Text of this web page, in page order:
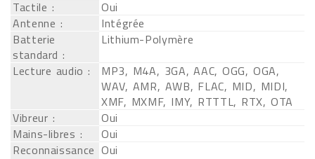
Tactile :
Oui
Antenne :
Intégrée
Batterie
standard :
Lithium-Polymère
Lecture audio :
MP3, M4A, 3GA, AAC, OGG, OGA,
WAV, AMR, AWB, FLAC, MID, MIDI,
XMF, MXMF, IMY, RTTTL, RTX, OTA
Vibreur :
Oui
Mains-libres :
Oui
Reconnaissance Oui